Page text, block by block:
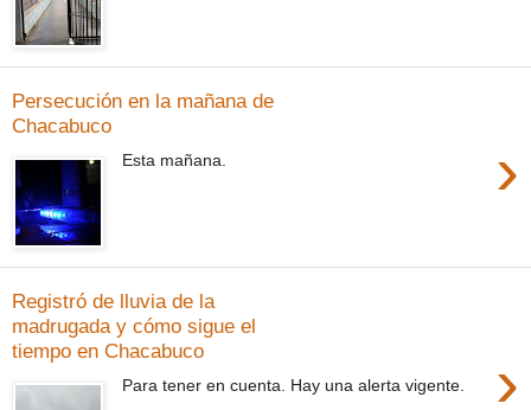
Persecución en la mañana de
Chacabuco
›
Esta mañana.
Registró de lluvia de la
madrugada y cómo sigue el
tiempo en Chacabuco
›
Para tener en cuenta. Hay una alerta vigente.